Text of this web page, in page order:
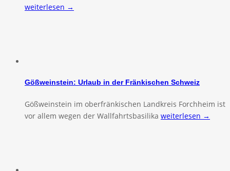
weiterlesen →
Gößweinstein: Urlaub in der Fränkischen Schweiz
Gößweinstein im oberfränkischen Landkreis Forchheim ist
vor allem wegen der Wallfahrtsbasilika weiterlesen →